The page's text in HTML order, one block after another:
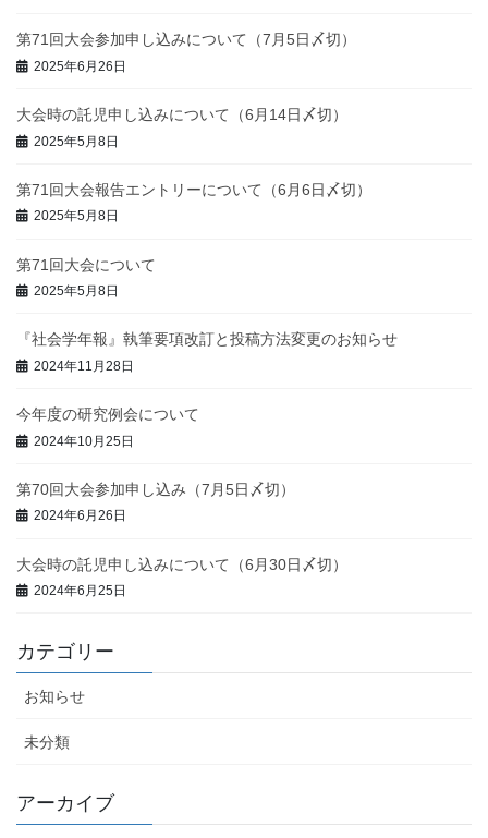
第71回大会参加申し込みについて（7月5日〆切）
2025年6月26日
大会時の託児申し込みについて（6月14日〆切）
2025年5月8日
第71回大会報告エントリーについて（6月6日〆切）
2025年5月8日
第71回大会について
2025年5月8日
『社会学年報』執筆要項改訂と投稿方法変更のお知らせ
2024年11月28日
今年度の研究例会について
2024年10月25日
第70回大会参加申し込み（7月5日〆切）
2024年6月26日
大会時の託児申し込みについて（6月30日〆切）
2024年6月25日
カテゴリー
お知らせ
未分類
アーカイブ